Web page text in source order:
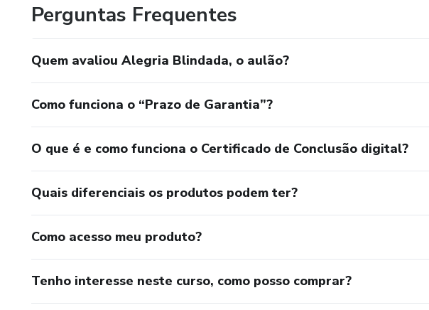
Perguntas Frequentes
Quem avaliou Alegria Blindada, o aulão?
Como funciona o “Prazo de Garantia”?
O que é e como funciona o Certificado de Conclusão digital?
Quais diferenciais os produtos podem ter?
Como acesso meu produto?
Tenho interesse neste curso, como posso comprar?